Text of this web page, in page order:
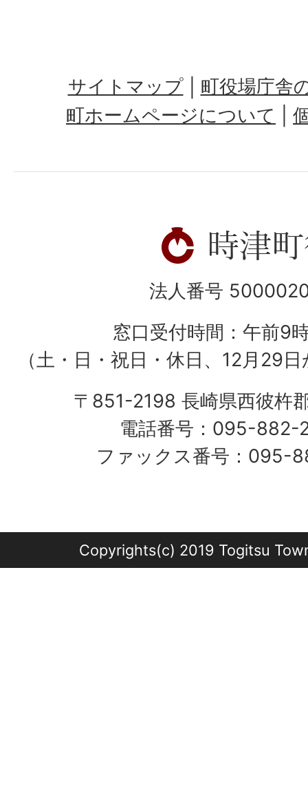
サイトマップ
町役場庁舎
町ホームページについて
法人番号
窓口受付時間：午前9
（土・日・祝日・休日、12月29
〒851-2198 長崎県西彼杵
電話番号：095-
ファックス番号：095-
Copyrights(c) 2019 Togitsu